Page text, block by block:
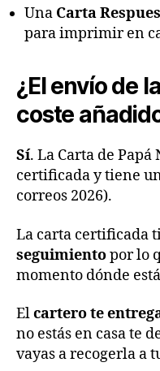
Una Carta
para imprimir en
¿El envío de
coste
Sí. La Carta de
certificada y tiene
correos 2026).
La carta certificada
seguimientopor lo
momento dónde
Elcartero te
no estás en casa te
vayas a recogerla a